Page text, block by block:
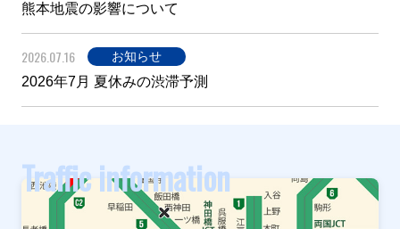
熊本地震の影響について
2026.07.16 お知らせ
2026年7月 夏休みの渋滞予測
Traffic information